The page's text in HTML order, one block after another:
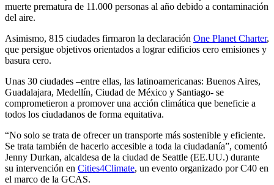
muerte prematura de 11.000 personas al año debido a contaminación
del aire.
Asimismo, 815 ciudades firmaron la declaración One Planet Charter,
que persigue objetivos orientados a lograr edificios cero emisiones y
basura cero.
Unas 30 ciudades –entre ellas, las latinoamericanas: Buenos Aires,
Guadalajara, Medellín, Ciudad de México y Santiago- se
comprometieron a promover una acción climática que beneficie a
todos los ciudadanos de forma equitativa.
“No solo se trata de ofrecer un transporte más sostenible y eficiente.
Se trata también de hacerlo accesible a toda la ciudadanía”, comentó
Jenny Durkan, alcaldesa de la ciudad de Seattle (EE.UU.) durante
su intervención en Cities4Climate, un evento organizado por C40 en
el marco de la GCAS.